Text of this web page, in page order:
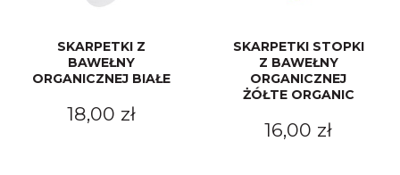
SKARPETKI Z
BAWEŁNY
ORGANICZNEJ BIAŁE
18,00 zł
SKARPETKI STOPKI
Z BAWEŁNY
ORGANICZNEJ
ŻÓŁTE ORGANIC
16,00 zł